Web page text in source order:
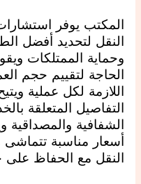
المكتب يوفر
النقل لتحديد أفضل
وحماية الممتلكات
الحاجة لتقييم حجم
اللازمة لكل عملية
التفاصيل المتعلقة
الشفافية
أسعار مناسبة
النقل مع الحفاظ على